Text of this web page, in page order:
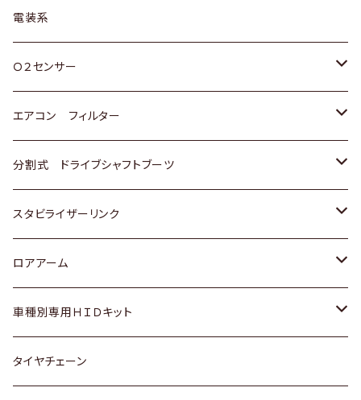
日野
三菱
スバル
マツダ
三菱
スバル
日産
ダイハツ
マツダ
三菱
スバル
スズキ
ダイハツ
三菱
スバル
トヨタ
ホンダ
スズキ
日産
いすゞ
ダイハツ
マツダ
三菱
電装系
Ｏ２センサー
トヨタ
ホンダ
スズキ
日産
ダイハツ
マツダ
エアコン フィルター
トヨタ
ホンダ
スズキ
日産
いすゞ
分割式 ドライブシャフトブーツ
トヨタ
ホンダ
スズキ
日産
スタビライザーリンク
トヨタ
ホンダ
スズキ
ロアアーム
ホンダ
スズキ
車種別専用ＨＩＤキット
トヨタ
タイヤチェーン